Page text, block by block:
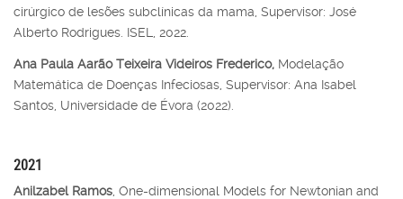
cirúrgico de lesões subclínicas da mama, Supervisor: José
Alberto Rodrigues. ISEL, 2022.
Ana Paula Aarão Teixeira Videiros Frederico, Modelação
Matemática de Doenças Infeciosas, Supervisor: Ana Isabel
Santos, Universidade de Évora (2022).
2021
Anilzabel Ramos , One-dimensional Models for Newtonian and